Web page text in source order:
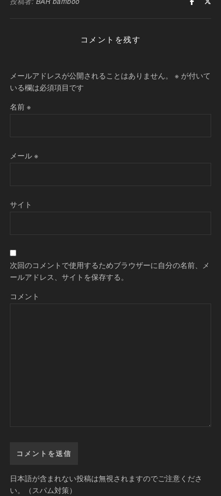
コメントを残す
メールアドレスが公開されることはありません。 ※ が付いて
いる欄は必須項目です
名前※
メール※
サイト
次回のコメントで使用するためブラウザーに自分の名前、メ
ールアドレス、サイトを保存する。
コメント
日本語が含まれない投稿は無視されますのでご注意くださ
い。（スパム対策）